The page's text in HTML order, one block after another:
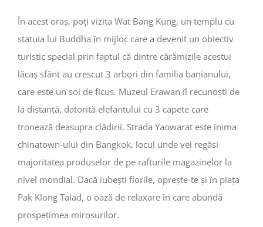
În acest oraș, poți vizita Wat Bang Kung, un templu cu
statuia lui Buddha în mijloc care a devenit un obiectiv
turistic special prin faptul că dintre cărămizile acestui
lăcaș sfânt au crescut 3 arbori din familia banianului,
care este un soi de ficus. Muzeul Erawan îl recunoști de
la distanță, datorită elefantului cu 3 capete care
tronează deasupra clădirii. Strada Yaowarat este inima
chinatown-ului din Bangkok, locul unde vei regăsi
majoritatea produselor de pe rafturile magazinelor la
nivel mondial. Dacă iubești florile, oprește-te și în piața
Pak Klong Talad, o oază de relaxare în care abundă
prospețimea mirosurilor.